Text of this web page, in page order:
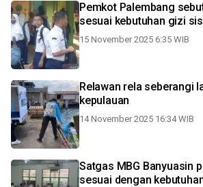
Pemkot Palembang
sesuai kebutuhan gizi
15 November 2025 6:35 WIB
Relawan rela seberangi
kepulauan
14 November 2025 16:34 WIB
Satgas MBG Banyuasin
sesuai dengan